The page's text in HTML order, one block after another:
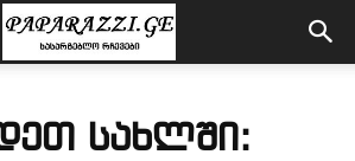
სახლში: